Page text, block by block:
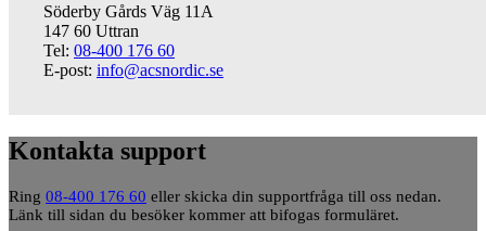
Söderby Gårds Väg 11A
147 60 Uttran
Tel: 08-400 176 60
E-post: info@acsnordic.se
Kontakta support
Ring 08-400 176 60 eller skicka din supportfråga till oss nedan.
Länk till sidan du besöker kommer att bifogas formuläret.